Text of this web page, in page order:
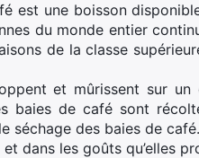
est une boisson
du monde entier
de la classe
et mûrissent sur un
baies de café sont
séchage des baies de café.
dans les goûts qu’elles